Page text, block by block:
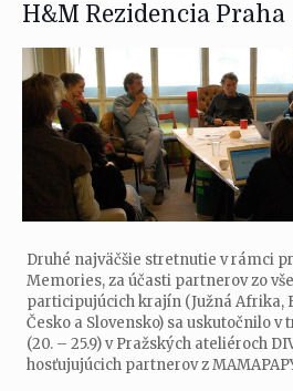
H&M Rezidencia Praha
Druhé najväčšie stretnutie v rámci
Memories, za účasti partnerov zo
participujúcich krajín (Južná Afrika,
Česko a Slovensko) sa uskutočnilo
(20. – 25.9) v Pražských ateliéroch
hosťujujúcich partnerov z